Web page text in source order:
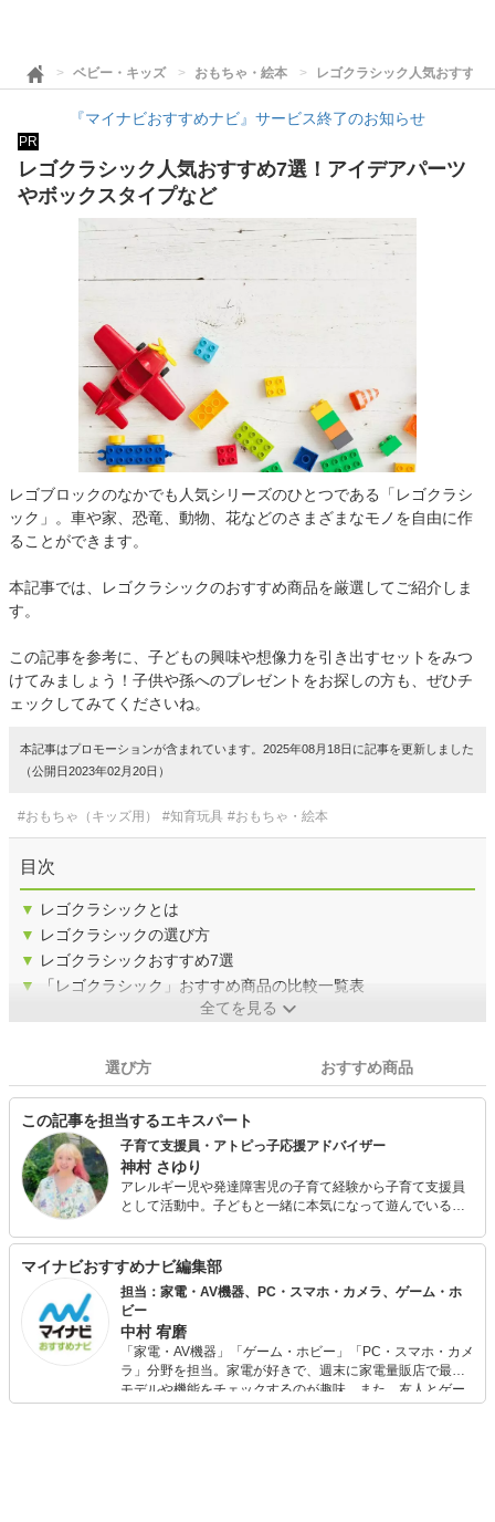
ベビー・キッズ おもちゃ・絵本 レゴクラシック人気おすす
『マイナビおすすめナビ』サービス終了のお知らせ
PR
レゴクラシック人気おすすめ7選！アイデアパーツ
やボックスタイプなど
レゴブロックのなかでも人気シリーズのひとつである「レゴクラシ
ック」。車や家、恐竜、動物、花などのさまざまなモノを自由に作
ることができます。
本記事では、レゴクラシックのおすすめ商品を厳選してご紹介しま
す。
この記事を参考に、子どもの興味や想像力を引き出すセットをみつ
けてみましょう！子供や孫へのプレゼントをお探しの方も、ぜひチ
ェックしてみてくださいね。
本記事はプロモーションが含まれています。2025年08月18日に記事を更新しました
（公開日2023年02月20日）
#おもちゃ（キッズ用） #知育玩具 #おもちゃ・絵本
目次
▼ レゴクラシックとは
▼ レゴクラシックの選び方
▼ レゴクラシックおすすめ7選
▼
「レゴクラシック」おすすめ商品の比較一覧表
全てを見る
選び方 おすすめ商品
この記事を担当するエキスパート
子育て支援員・アトピっ子応援アドバイザー
神村 さゆり
アレルギー児や発達障害児の子育て経験から子育て支援員
として活動中。子どもと一緒に本気になって遊んでいる。
も得意としている。住環境や食育の大切さを伝えるためミ
ネラル教室や醗酵料理教室、そして美味しい除去食教室な
どを開講。
マイナビおすすめナビ編集部
担当：家電・AV機器、PC・スマホ・カメラ、ゲーム・ホ
ビー
中村 宥磨
「家電・AV機器」「ゲーム・ホビー」「PC・スマホ・カメ
ラ」分野を担当。家電が好きで、週末に家電量販店で最新
モデルや機能をチェックするのが趣味。また、友人とゲー
ムを楽しみながら、新作タイトルやイベント情報もいち早